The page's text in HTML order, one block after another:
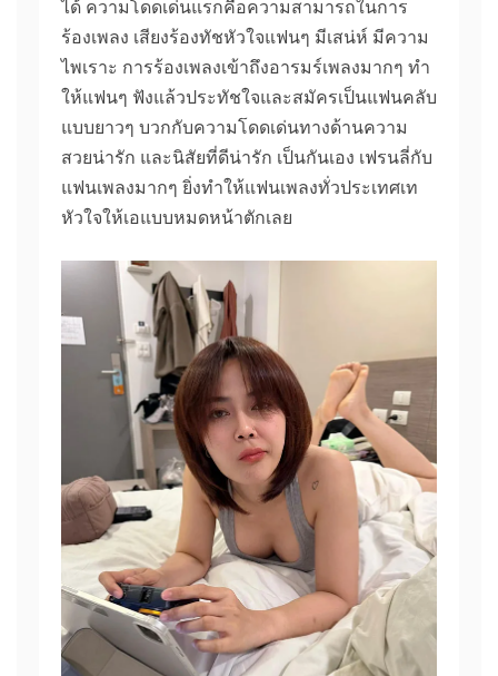
ได้ ความโดดเด่นแรกคือความสามารถในการ
ร้องเพลง เสียงร้องทัชหัวใจแฟนๆ มีเสน่ห์ มีความ
ไพเราะ การร้องเพลงเข้าถึงอารมร์เพลงมากๆ ทำ
ให้แฟนๆ ฟังแล้วประทัชใจและสมัครเป็นแฟนคลับ
แบบยาวๆ บวกกับความโดดเด่นทางด้านความ
สวยน่ารัก และนิสัยที่ดีน่ารัก เป็นกันเอง เฟรนลี่กับ
แฟนเพลงมากๆ ยิ่งทำให้แฟนเพลงทั่วประเทศเท
หัวใจให้เอแบบหมดหน้าตักเลย